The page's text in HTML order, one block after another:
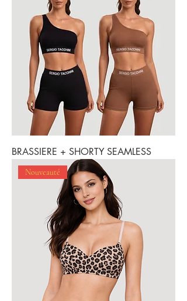
BRASSIERE + SHORTY SEAMLESS
Nouveauté